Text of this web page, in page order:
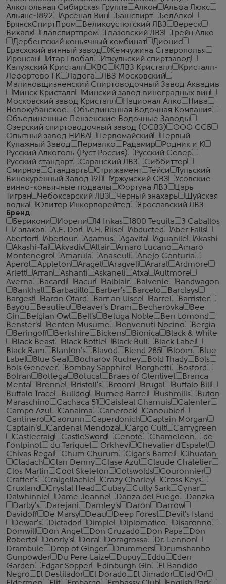
Алкогольная Сибирская Группа
Алкон
Альфа Люкс
Альянс-1892
Арсенал Вин Башспирт
БелАлко
БрянскСпиртПром
Великоустюгский ЛВЗ
Вереск
Викалк
Главспиртпром Глазовский ЛВЗ
Грейн Алко
Дербентский коньячный комбинат
Дионис
Ерасхский винный завод
Жемчужина Ставрополья
Иронсан
Итар Глобал
Иткульский спиртзавод
Калужский Кристалл
КВС КЛВЗ Кристалл
Кристалл-
Лефортово ГК
Ладога
ЛВЗ Московский
Малиновщизненский Спиртоводочный Завод Аквадив
Минск Кристалл
Минский завод виноградных вин
Московский завод Кристалл
Национал Алко
Нива
Новокубанское
Объединенная Водочная Компания
Объединенные Пензенские Водочные Заводы
Озерский спиртоводочный завод (ОСВЗ)
ООО ССБ
Опытный завод НИВА
Первомайский
Первый
Купажный Завод
Пермалко Радамир
Родник и К
Русский Алкоголь (Руст Россия)
Русский Север
Русский стандарт
Саранский ЛВЗ
Сиббиттер
Смирнов
Стандартъ Стрижамент Тейси
Тульский
Винокуренный Завод 1911
Уржумский СВЗ
Усовские
винно-коньячные подвалы
Фортуна ЛВЗ
Царь
Тигран
Чебоксарский ЛВЗ Черный знахарь
Шуйская
водка
Юпитер Инкорпорейтед
Ярославский ЛВЗ
Бренд
Берикони
Иорели 14 Inkas 1800 Tequila
3 Caballos
7 злаков
A.E. Dor A.H. Riise Abducted
Aber Falls
Aberfort
Aberlour Adamus Agavita Aguanile
Akashi
Akashi-Tai
Akvadiv Altair Amaro Lucano
Amaro
Montenegro
Amarula Anaseuli
Anejo Centuria
Aperol
Appleton Araget Aragveli Ararat
Ardmore
Arlett
Arran Ashanti Askaneli Atxa
Aultmore
Averna
Bacardi Bacur Balblair Balvenie
Bandwagon
Bankhall
Barbadillo Barber's Barcelo
Barclays
Bargest
Baron Otard Barr an Uisce Barrel
Barrister
Bayou
Beaulieu Beaver's Dram Becherovka
Bee
Gin
Belgian Owl Bell's Beluga Noble
Ben Lomond
Benster's
Benten Musume Benvenuti Nocino
Bergia
Beringoff
Berkshire Bickens Bionica
Black & White
Black Beast
Black Bottle Black Bull
Black Label
Black Ram
Blanton's Blavod Blend 285 Bloom
Blue
Label
Blue Seal Bocharov Ruchey Bold Thady
Bols
Bols Genever
Bombay Sapphire Borghetti
Bosford
Botran
Bottega Botucal Braes of Glenlivet
Branca
Menta
Brenne Bristoll's Broom Brugal
Buffalo Bill
Buffalo Trace
Bulldog Burned Barrel Bushmills
Buton
Maraschino
Cachaca 51 Caisteal Chamuis
Calenter
Campo Azul
Canaima Canerock
Canoubier
Cantinero
Caorunn Caperdonich
Captain Morgan
Captain's
Cardenal Mendoza Cargo Cult
Carrygreen
Castlecraig
CastleSword Cenote Chameleon
de
Fontpinot
du Tariquet Orkhevi
Chevalier d'Espalet
Chivas Regal
Chum Churum Cigar's Barrel
Cihuatan
Cladach
Clan Denny Clase Azul
Claude Chatelier
Clos Martin
Cool Skeleton Cotswolds
Couronnier
Crafter's
Craigellachie Crazy Charley
Cross Keys
Cruxland
Crystal Head Cubay Cutty Sark
Cynar
Dalwhinnie
Dame Jeanne Danza del Fuego
Danzka
Darby's
Darejani Darnley's Daron
Darrow
Davidoff
De Marsy Deau Deep Forest
Devil's Island
Dewar's
Dictador Dimple Diplomatico
Disaronno
Domwill
Don Angel Don Cruzado Don Papa
Don
Roberto
Doorly's Dora Doragrossa
Dr. Lennon
Drambuie
Drop of Ginger Drummers
Drumshanbo
Gunpowder
Du Pere Laize Dupuy Eddu
Eden
Garden
Edgar Sopper Edinburgh Gin
El Bandido
Negro
El Destilador El Dorado El Jimador
Elad'Or